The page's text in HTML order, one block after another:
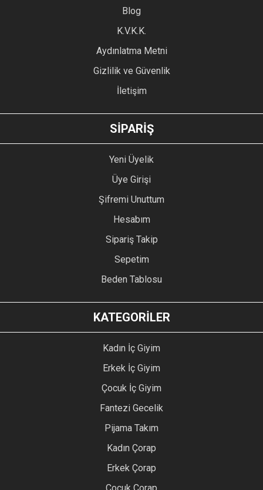
Ürün bilgilerinde hatalar bulunuyor.
Ürün fiyatı diğer sitelerden daha pahalı.
GÖNDER
Blog
K.V.K.K.
Aydınlatma Metni
Gizlilik ve Güvenlik
İletişim
SİPARİŞ
Yeni Üyelik
Üye Girişi
Şifremi Unuttum
Hesabım
Sipariş Takip
Sepetim
Beden Tablosu
KATEGORİLER
Kadın İç Giyim
Erkek İç Giyim
Çocuk İç Giyim
Fantezi Gecelik
Pijama Takım
Kadın Çorap
Erkek Çorap